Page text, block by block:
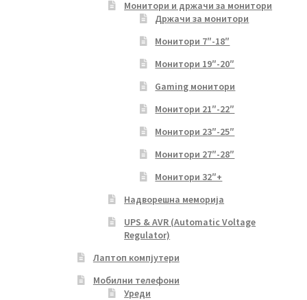
Монитори и држачи за монитори
Држачи за монитори
Монитори 7″-18″
Монитори 19″-20″
Gaming монитори
Монитори 21″-22″
Монитори 23″-25″
Монитори 27″-28″
Монитори 32″+
Надворешна меморија
UPS & AVR (Automatic Voltage
Regulator)
Лаптоп компјутери
Мобилни телефони
Уреди